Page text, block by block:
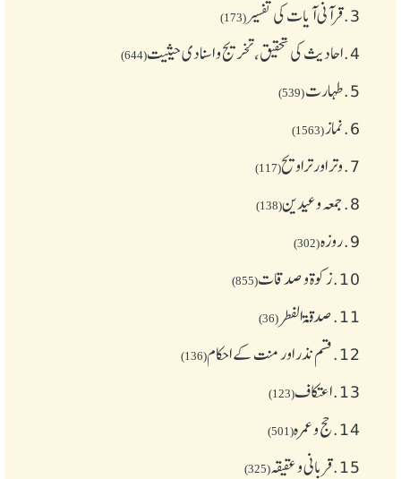
3. قرآنی آیات کی تفسیر(173)
4. احادیث کی تحقیق، تخریج و اسنادی حیثیت(644)
5. طهارت(539)
6. نماز(1563)
7. وتر اور تراویح(117)
8. جمعہ وعیدین(138)
9. روزہ(302)
10. زکوة و صدقات(855)
11. صدقۃ الفطر (36)
12. قسم نذر اور منت کے احکام(136)
13. اعتکاف(123)
14. حج و عمرہ(501)
15. قربانی و عقیقہ(325)